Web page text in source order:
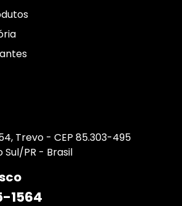
Trevo - CEP 85.303-495
Sul/PR - Brasil
1564